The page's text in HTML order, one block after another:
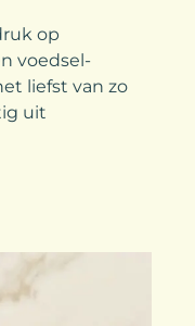
op
voedsel-
liefst van zo
uit